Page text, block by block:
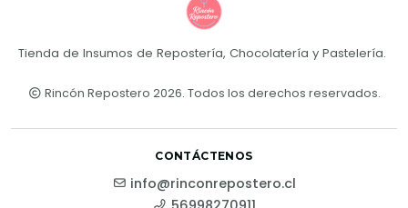
Tienda de Insumos de Repostería, Chocolatería y Pastelería.
Rincón Repostero 2026. Todos los derechos reservados.
CONTÁCTENOS
info@rinconrepostero.cl